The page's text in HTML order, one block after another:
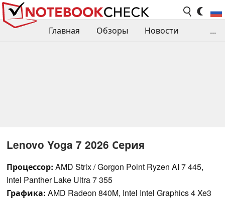
Главная Обзоры
Новости
...
Lenovo Yoga 7 2026 Серия
Процессор: AMD Strix / Gorgon Point Ryzen AI 7 445,
Intel Panther Lake Ultra 7 355
Графика: AMD Radeon 840M, Intel Intel Graphics 4 Xe3